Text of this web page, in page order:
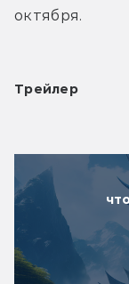
октября.
Трейлер